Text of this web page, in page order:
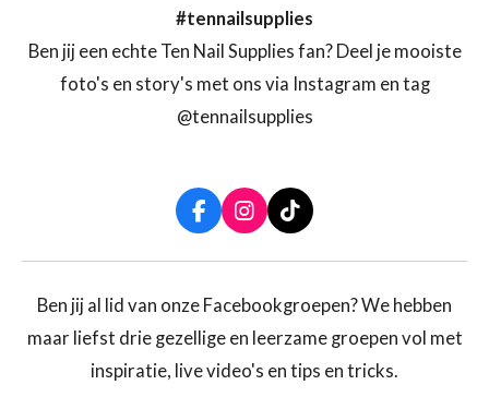
#tennailsupplies
Ben jij een echte Ten Nail Supplies fan? Deel je mooiste
foto's en story's met ons via Instagram en tag
@tennailsupplies
F
a
c
b
o
k
I
n
s
a
r
a
m
T
i
k
o
k
Ben jij al lid van onze Facebookgroepen? We hebben
maar liefst drie gezellige en leerzame groepen vol met
inspiratie, live video's en tips en tricks.